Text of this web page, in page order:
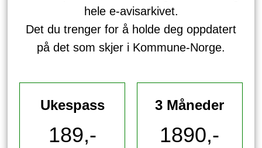
hele e-avisarkivet.
Det du trenger for å holde deg oppdatert
på det som skjer i Kommune-Norge.
Ukespass
189,-
3 Måneder
1890,-